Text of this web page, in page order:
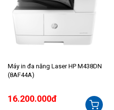
Máy in đa năng Laser HP M438DN
(8AF44A)
16.200.000đ